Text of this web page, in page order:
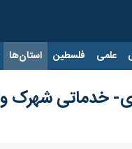
علمی فلسطین استان‌ها
خدماتی شهرک